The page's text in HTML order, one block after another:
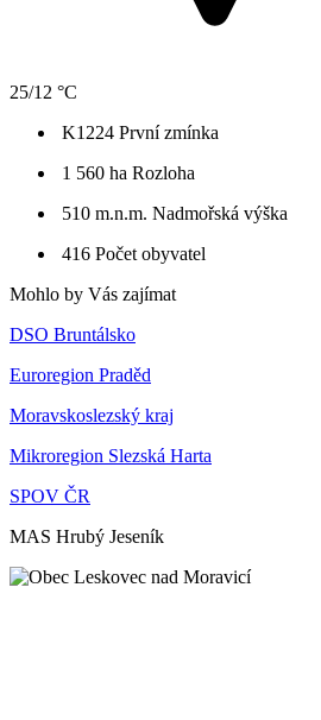
25/12 °C
K1224 První zmínka
1 560 ha Rozloha
510 m.n.m. Nadmořská výška
416 Počet obyvatel
Mohlo by Vás zajímat
DSO Bruntálsko
Euroregion Praděd
Moravskoslezský kraj
Mikroregion Slezská Harta
SPOV ČR
MAS Hrubý Jeseník